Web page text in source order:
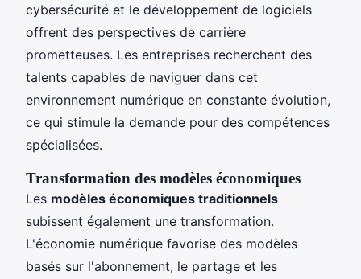
cybersécurité et le développement de logiciels
offrent des perspectives de carrière
prometteuses. Les entreprises recherchent des
talents capables de naviguer dans cet
environnement numérique en constante évolution,
ce qui stimule la demande pour des compétences
spécialisées.
Transformation des modèles économiques
Les modèles économiques traditionnels
subissent également une transformation.
L'économie numérique favorise des modèles
basés sur l'abonnement, le partage et les